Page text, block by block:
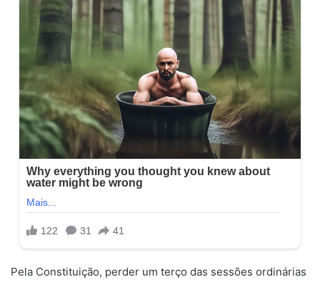
Pela Constituição, perder um terço das sessões ordinárias